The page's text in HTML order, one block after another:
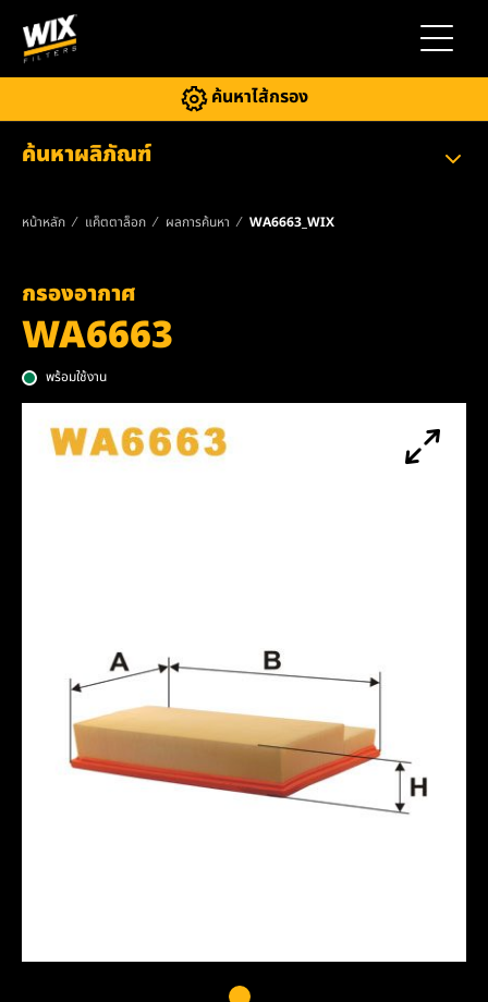
สลับการ
ค้นหาไส้กรอง
ค้นหาผลิภัณฑ์
หน้าหลัก แค็ตตาล็อก ผลการค้นหา WA6663_WIX
กรองอากาศ
WA6663
พร้อมใช้งาน